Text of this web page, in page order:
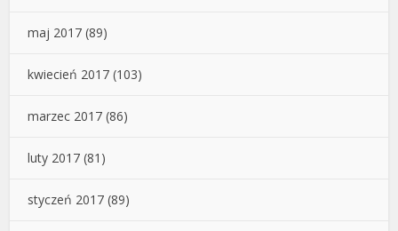
maj 2017 (89)
kwiecień 2017 (103)
marzec 2017 (86)
luty 2017 (81)
styczeń 2017 (89)